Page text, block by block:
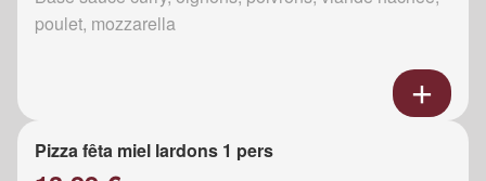
poulet, mozzarella
Pizza fêta miel lardons 1 pers